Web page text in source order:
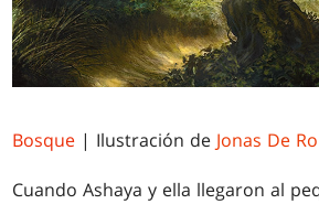
Bosque | Ilustración de Jonas De Ro
Cuando Ashaya y ella llegaron al